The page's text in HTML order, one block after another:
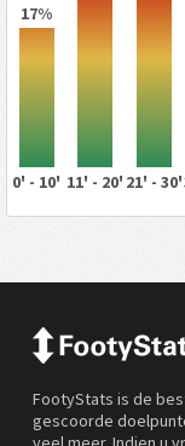
17%
0' - 10' 11' - 20' 21' - 30'
FootyStats is de
gescoorde